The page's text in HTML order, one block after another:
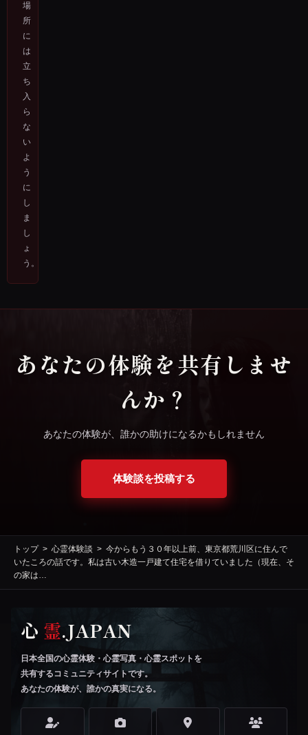
場
所
に
は
立
ち
入
ら
な
い
よ
う
に
し
ま
し
ょ
う。
あなたの体験を共有しませ
んか？
あなたの体験が、誰かの助けになるかもしれません
体験談を投稿する
トップ 心霊体験談
今からもう３０年以上前、東京都荒川区に住んで
いたころの話です。私は古い木造一戸建て住宅を借りていました（現在、そ
の家は…
心 霊.JAPAN
日本全国の心霊体験・心霊写真・心霊スポットを
共有するコミュニティサイトです。
あなたの体験が、誰かの真実になる。